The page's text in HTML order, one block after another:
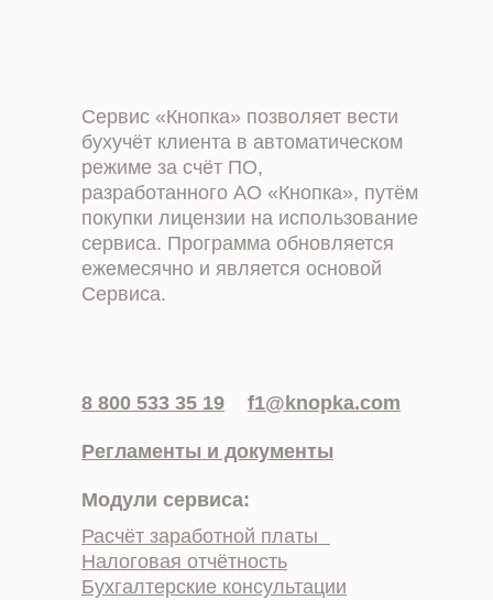
8 800 533 35 19 f1@knopka.com
Регламенты и документы
Модули сервиса:
Расчёт заработной платы
Налоговая отчётность
Бухгалтерские консультации
Сервис «Кнопка» позволяет вести
бухучёт клиента в автоматическом
режиме за счёт ПО,
разработанного АО «Кнопка», путём
покупки лицензии на использование
сервиса. Программа обновляется
ежемесячно и является основой
Сервиса.